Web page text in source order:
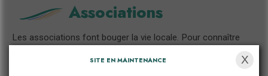
Associations
Les associations font bouger la vie locale. Pour connaître
celles de votre secteur, leurs projets, leurs manifestations et
leurs points de vue, sélectionnez la catégorie qui vous
SITE EN MAINTENANCE X